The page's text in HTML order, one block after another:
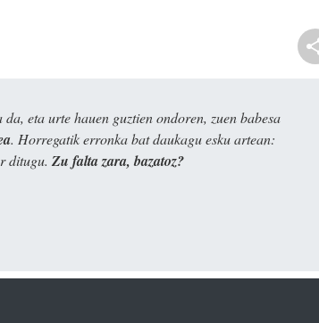
eta urte hauen guztien ondoren, zuen babesa
. Horregatik erronka bat daukagu esku artean:
ditugu. Zu falta zara, bazatoz?